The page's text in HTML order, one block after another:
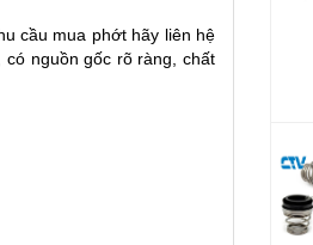
cầu mua phớt hãy liên hệ
có nguồn gốc rõ ràng, chất